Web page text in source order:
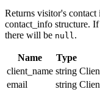
Returns visitor's contact
contact_info structure.
there will be null.
Name Type
client_name string
email
string